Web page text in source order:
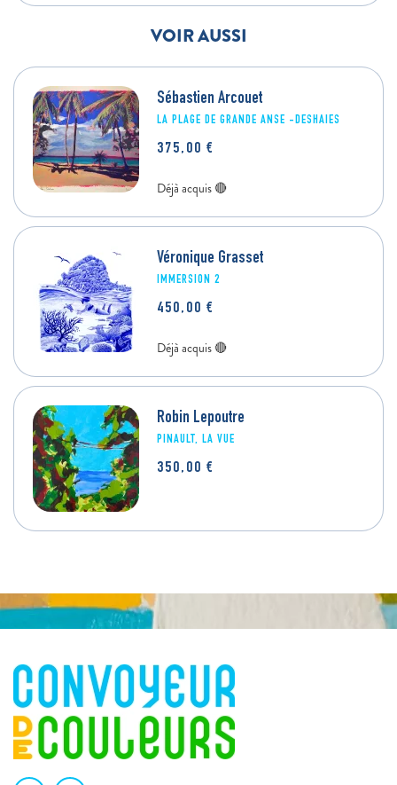
VOIR AUSSI
Sébastien Arcouet
LA PLAGE DE GRANDE ANSE -DESHAIES
375,00 €
Véronique Grasset
IMMERSION 2
450,00 €
Robin Lepoutre
PINAULT, LA VUE
350,00 €